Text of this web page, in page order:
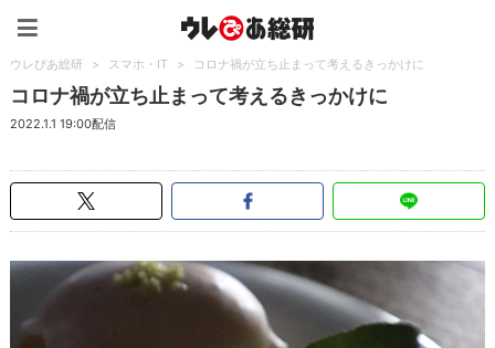
ウレぴあ総研 > スマホ・IT > コロナ禍が立ち止まって考えるきっかけに
コロナ禍が立ち止まって考えるきっかけに
2022.1.1 19:00配信